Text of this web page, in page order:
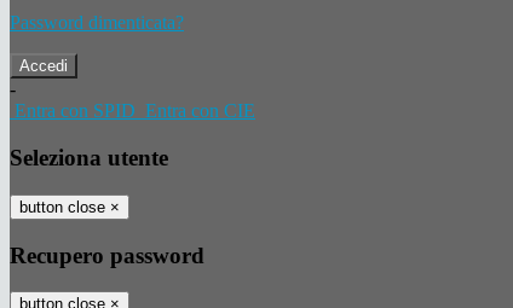
Password dimenticata?
-
Entra con SPID Entra con CIE
Seleziona utente
button close ×
Recupero password
button close ×